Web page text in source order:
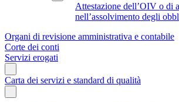
Attestazione dell’OIV o di
nell’assolvimento degli
Organi di revisione amministrativa e contabile
Corte dei conti
Servizi erogati
Carta dei servizi e standard di qualità